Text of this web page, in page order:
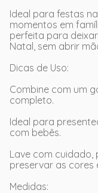
Ideal para festas
momentos em
perfeita para
Natal, sem abrir
Dicas de Uso:
Combine com um
completo.
Ideal para
com bebês.
Lave com cuidado,
preservar as cores
Medidas: